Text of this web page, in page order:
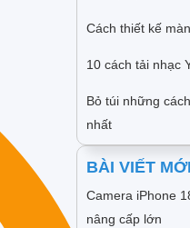
Cách thiết kế
10 cách tải nhạc
Bỏ túi những
nhất
BÀI VIẾT
Camera iPhone
nâng cấp lớn